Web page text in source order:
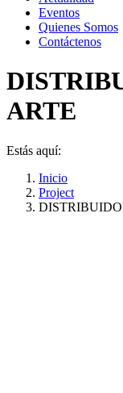
Eventos
Quienes Somos
Contáctenos
ARTE
Estás aquí:
Inicio
Project